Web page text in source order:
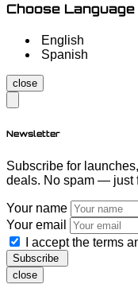
Choose Language
English
Spanish
close
Newsletter
Subscribe for
deals. No spam — just
Your name
Your email
I accept the terms
Subscribe
close